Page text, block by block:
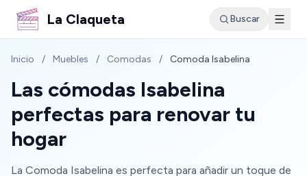
La Claqueta Buscar
Inicio / Muebles / Comodas / Comoda Isabelina
Las cómodas Isabelina
perfectas para renovar tu
hogar
La Comoda Isabelina es perfecta para añadir un toque de